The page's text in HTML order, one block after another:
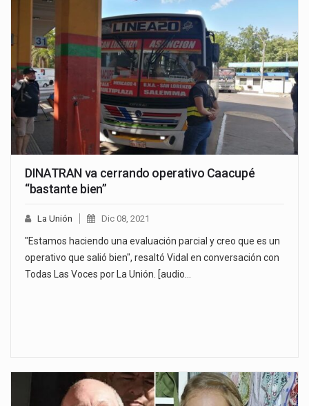
DINATRAN va cerrando operativo Caacupé
“bastante bien”
La Unión Dic 08, 2021
"Estamos haciendo una evaluación parcial y creo que es un
operativo que salió bien", resaltó Vidal en conversación con
Todas Las Voces por La Unión. [audio…